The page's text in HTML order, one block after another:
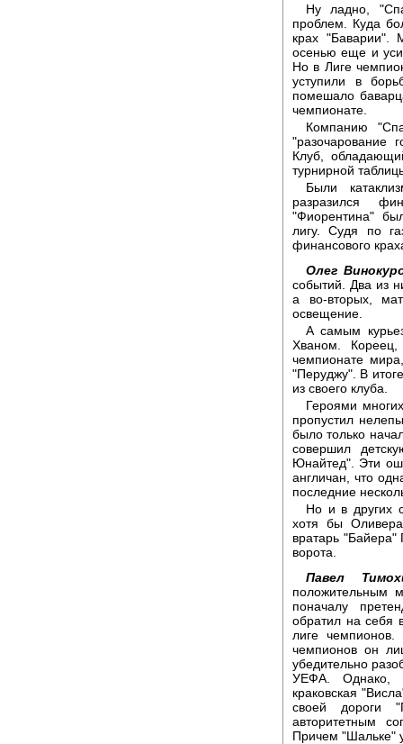
Ну ладно,
проблем. Куда
крах "Баварии".
осенью еще и
Но в Лиге
уступили в
помешало
чемпионате.
Компанию
"разочарование
Клуб,
турнирной
Были
разразился
"Фиорентина"
лигу. Судя по
финансового
Олег
событий. Два из
а во-вторых,
освещение.
А самым
Хваном.
чемпионате
"Перуджу". В
из своего клуба.
Героями
пропустил
было только
совершил
Юнайтед". Эти
англичан, что
последние
Но и в других
хотя бы
вратарь "Байера"
ворота.
Павел
положительным
поначалу
обратил на себя
лиге
чемпионов он
убедительно
УЕФА. Однако,
краковская
своей дороги
авторитетным
Причем "Шальке"